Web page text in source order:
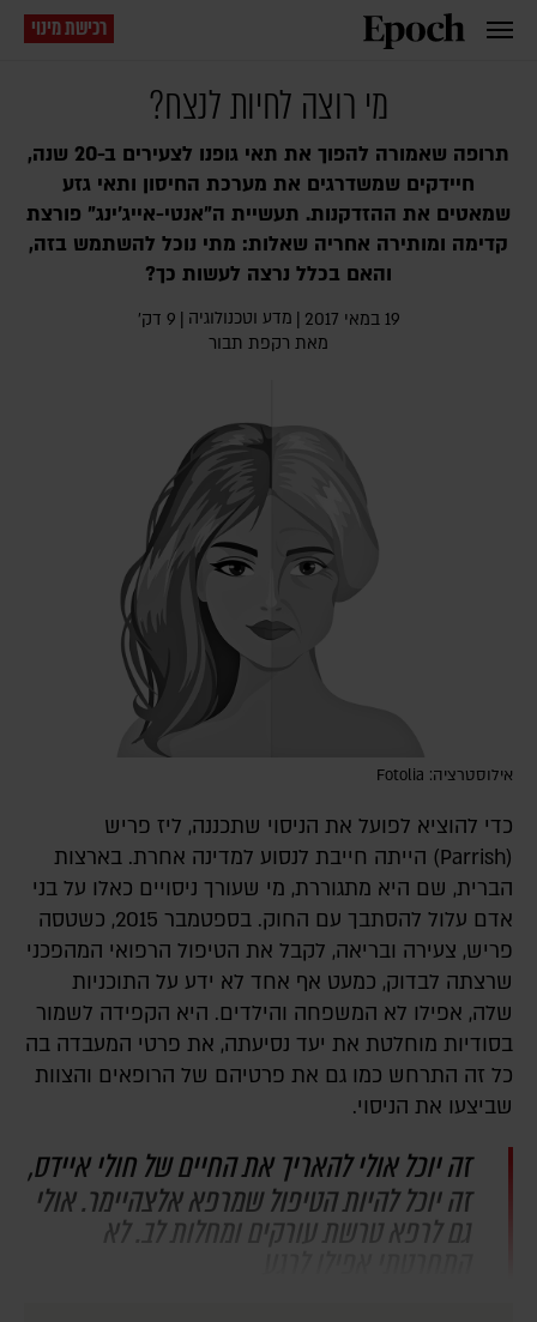
רכישת מינוי
מי רוצה לחיות לנצח?
תרופה שאמורה להפוך את תאי גופנו לצעירים ב-20 שנה,
חיידקים שמשדרגים את מערכת החיסון ותאי גזע
שמאטים את ההזדקנות. תעשיית ה"אנטי-אייג'ינג" פורצת
קדימה ומותירה אחריה שאלות: מתי נוכל להשתמש בזה,
והאם בכלל נרצה לעשות כך?
19 במאי 2017 | מדע וטכנולוגיה | 9 דק׳
מאת רקפת תבור
אילוסטרציה: Fotolia
כדי להוציא לפועל את הניסוי שתכננה, ליז פריש
(Parrish) הייתה חייבת לנסוע למדינה אחרת. בארצות
הברית, שם היא מתגוררת, מי שעורך ניסויים כאלו על בני
אדם עלול להסתבך עם החוק. בספטמבר 2015, כשטסה
פריש, צעירה ובריאה, לקבל את הטיפול הרפואי המהפכני
שרצתה לבדוק, כמעט אף אחד לא ידע על התוכניות
שלה, אפילו לא המשפחה והילדים. היא הקפידה לשמור
בסודיות מוחלטת את יעד נסיעתה, את פרטי המעבדה בה
כל זה התרחש כמו גם את פרטיהם של הרופאים והצוות
שביצעו את הניסוי.
זה יוכל אולי להאריך את החיים של חולי איידס,
זה יוכל להיות הטיפול שמרפא אלצהיימר. אולי
גם לרפא טרשת עורקים ומחלות לב. לא